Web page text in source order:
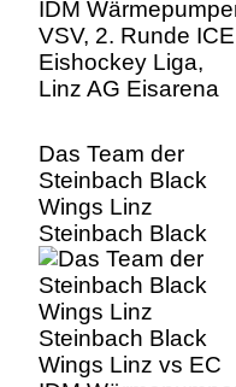
Das Team der
Steinbach Black
Wings Linz
Steinbach Black
Wings Linz vs EC
IDM Wärmepumpen
VSV, 2. Runde ICE
Eishockey Liga,
Linz AG Eisarena